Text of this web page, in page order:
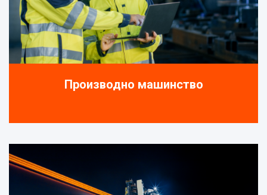
Производно машинство